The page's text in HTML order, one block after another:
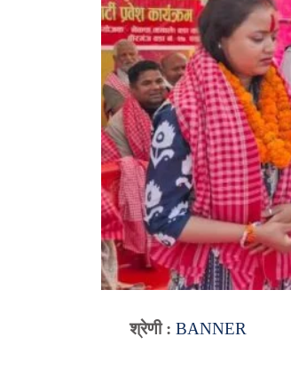
श्रेणी : BANNER